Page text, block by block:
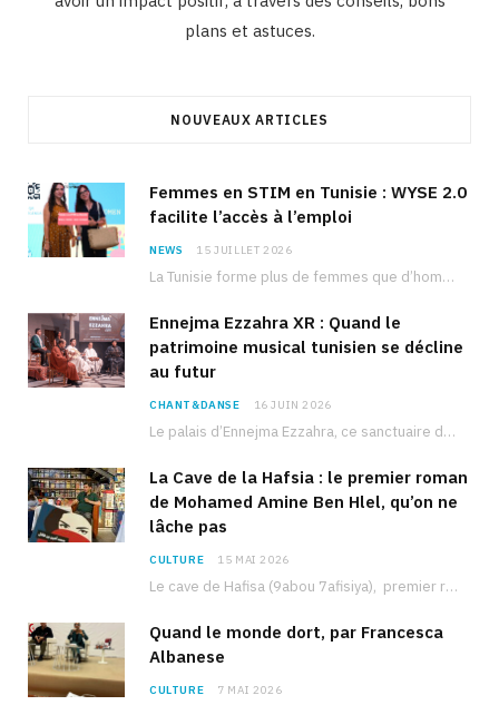
plans et astuces.
NOUVEAUX ARTICLES
Femmes en STIM en Tunisie : WYSE 2.0
facilite l’accès à l’emploi
NEWS 15 JUILLET 2026
La Tunisie forme plus de femmes que d’hommes dans les filières scientifiques. Pourtant, pour beaucoup…
Ennejma Ezzahra XR : Quand le
patrimoine musical tunisien se décline
au futur
CHANT&DANSE 16 JUIN 2026
Le palais d’Ennejma Ezzahra, ce sanctuaire de la musique tunisienne et méditerranéenne construit par le…
La Cave de la Hafsia : le premier roman
de Mohamed Amine Ben Hlel, qu’on ne
lâche pas
CULTURE 15 MAI 2026
Le cave de Hafisa (9abou 7afisiya), premier roman du journaliste tunisien Mohamed Amine Ben Hlel,…
Quand le monde dort, par Francesca
Albanese
CULTURE 7 MAI 2026